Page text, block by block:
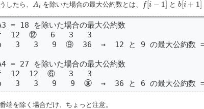
したら、 A i を除いた場合の最大公約数とは、 f[i − 1] とb[i + 1]
= 18 を除いた場合の最大公約数
12  ⑫   6   3   3
3   3   9  ⑨  36  →  12 と 9 の最大公約数
= 27 を除いた場合の最大公約数
12  12  ⑥   3   3
3   3   9   9  ㊱  →  36 と 6 の最大公約数
端を除く場合だけ、ちょっと注意。